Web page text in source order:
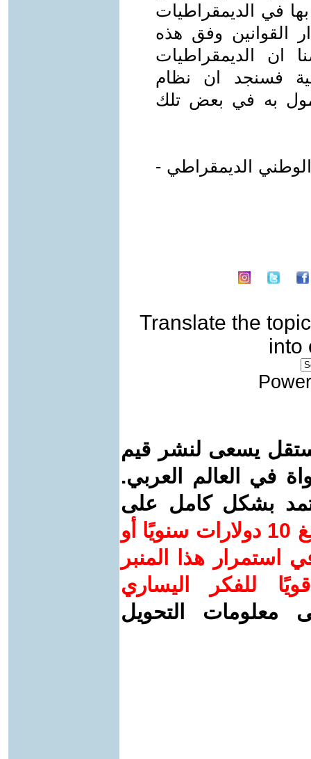
في الديمقراطيات
القوانين وفق هذه
ان الديمقراطيات
فسنجد ان نظام
به في بعض تلك
الوطني الديمقراطي -
Translate the topic
into
يسعى لنشر قيم
في العالم العربي.
بشكل كامل على
ساهم/ي معنا! بدعمكم بمبلغ 10 دولارات سنويًا أو
استمرار هذا المنبر
للفكر اليساري
معلومات التحويل